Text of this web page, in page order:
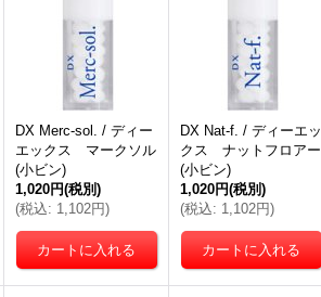
DX Merc-sol. / ディー
エックス マークソル
(小ビン)
1,020円(税別)
(税込: 1,102円)
DX Nat-f. / ディーエッ
クス ナットフロアー
(小ビン)
1,020円(税別)
(税込: 1,102円)